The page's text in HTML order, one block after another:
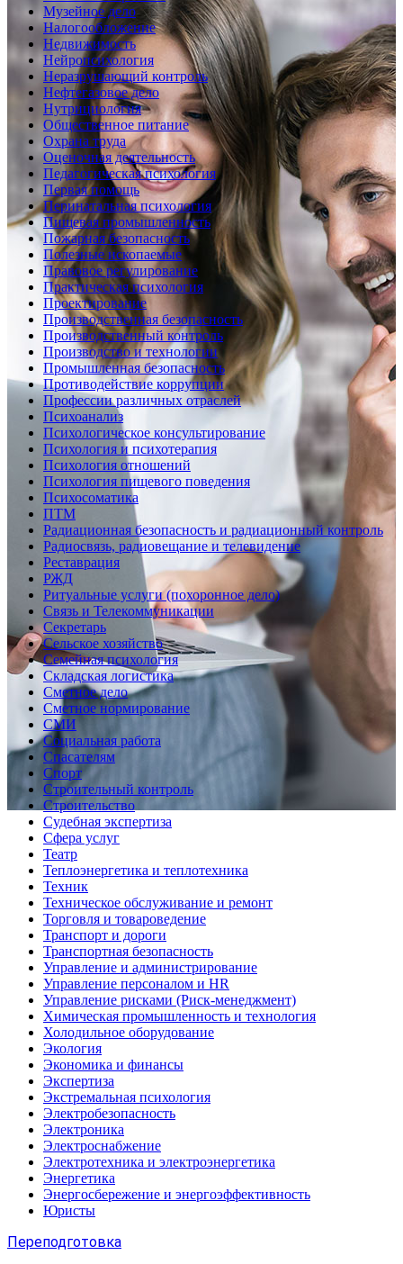
Музейное дело
Налогообложение
Недвижимость
Нейропсихология
Неразрушающий контроль
Нефтегазовое дело
Нутрициология
Общественное питание
Охрана труда
Оценочная деятельность
Педагогическая психология
Первая помощь
Перинатальная психология
Пищевая промышленность
Пожарная безопасность
Полезные ископаемые
Правовое регулирование
Практическая психология
Проектирование
Производственная безопасность
Производственный контроль
Производство и технологии
Промышленная безопасность
Противодействие коррупции
Профессии различных отраслей
Психоанализ
Психологическое консультирование
Психология и психотерапия
Психология отношений
Психология пищевого поведения
Психосоматика
ПТМ
Радиационная безопасность и радиационный контроль
Радиосвязь, радиовещание и телевидение
Реставрация
РЖД
Ритуальные услуги (похоронное дело)
Связь и Телекоммуникации
Секретарь
Сельское хозяйство
Семейная психология
Складская логистика
Сметное дело
Сметное нормирование
СМИ
Социальная работа
Спасателям
Спорт
Строительный контроль
Строительство
Судебная экспертиза
Сфера услуг
Театр
Теплоэнергетика и теплотехника
Техник
Техническое обслуживание и ремонт
Торговля и товароведение
Транспорт и дороги
Транспортная безопасность
Управление и администрирование
Управление персоналом и HR
Управление рисками (Риск-менеджмент)
Химическая промышленность и технология
Холодильное оборудование
Экология
Экономика и финансы
Экспертиза
Экстремальная психология
Электробезопасность
Электроника
Электроснабжение
Электротехника и электроэнергетика
Энергетика
Энергосбережение и энергоэффективность
Юристы
Переподготовка